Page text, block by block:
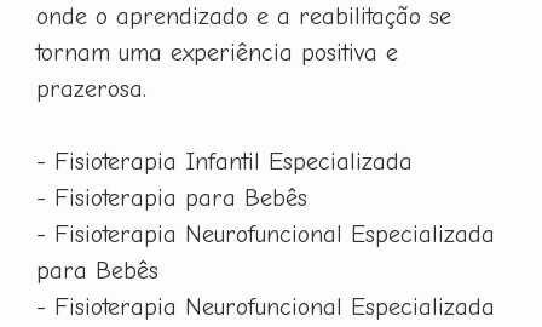
onde o aprendizado e a reabilitação se
tornam uma experiência positiva e
prazerosa.
- Fisioterapia Infantil Especializada
- Fisioterapia para Bebês
- Fisioterapia Neurofuncional Especializada
para Bebês
- Fisioterapia Neurofuncional Especializada